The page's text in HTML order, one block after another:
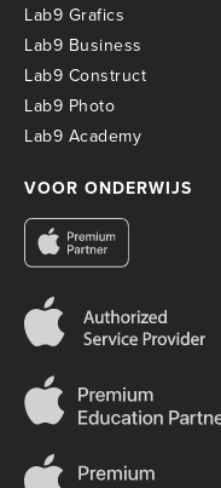
Lab9 Grafics
Lab9 Business
Lab9 Construct
Lab9 Photo
Lab9 Academy
VOOR ONDERWIJS